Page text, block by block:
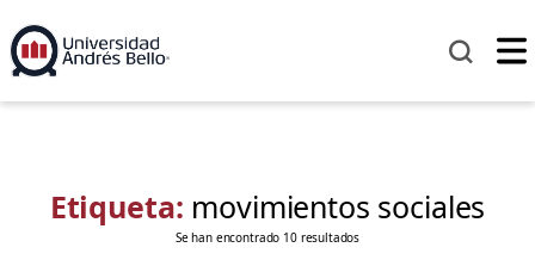
Etiqueta: movimientos sociales
Se han encontrado 10 resultados